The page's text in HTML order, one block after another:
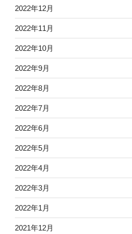
2022年12月
2022年11月
2022年10月
2022年9月
2022年8月
2022年7月
2022年6月
2022年5月
2022年4月
2022年3月
2022年1月
2021年12月